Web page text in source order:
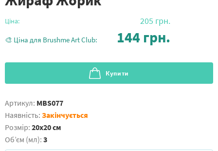
Ціна: 205 грн.
🎨 Ціна для Brushme Art Club: 144 грн.
Купити
Артикул: MBS077
Наявність: Закінчується
Розмір: 20x20 см
Обʼєм (мл): 3